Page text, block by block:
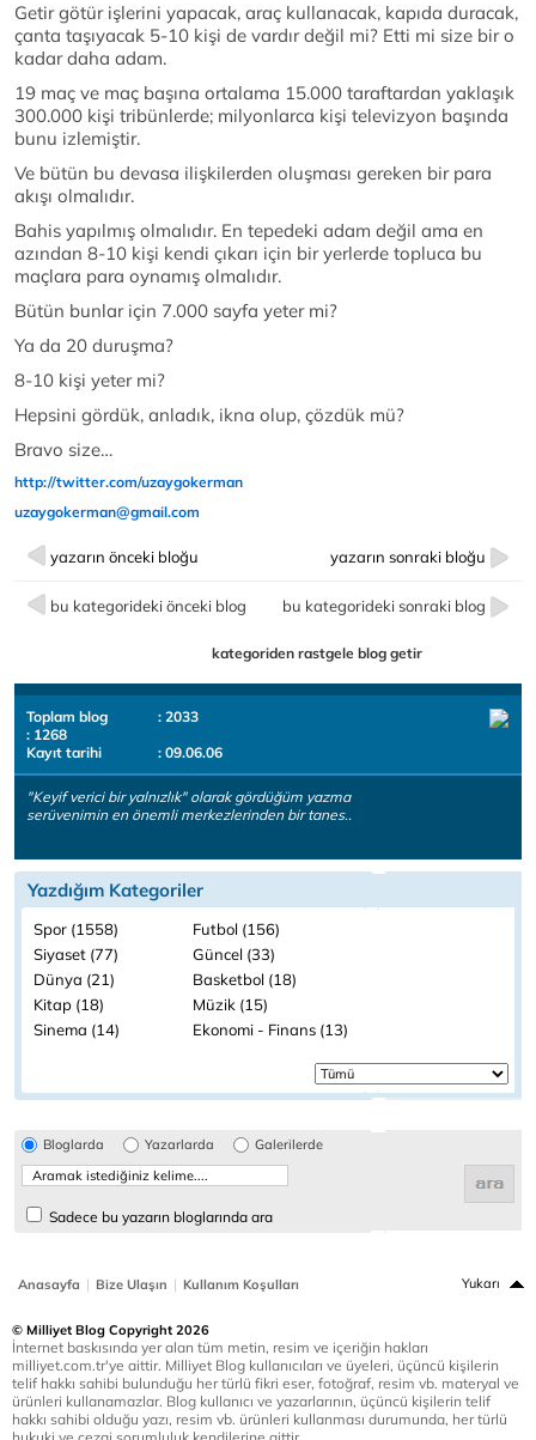
Getir götür işlerini yapacak, araç kullanacak, kapıda duracak,
çanta taşıyacak 5-10 kişi de vardır değil mi? Etti mi size bir o
kadar daha adam.
19 maç ve maç başına ortalama 15.000 taraftardan yaklaşık
300.000 kişi tribünlerde; milyonlarca kişi televizyon başında
bunu izlemiştir.
Ve bütün bu devasa ilişkilerden oluşması gereken bir para
akışı olmalıdır.
Bahis yapılmış olmalıdır. En tepedeki adam değil ama en
azından 8-10 kişi kendi çıkarı için bir yerlerde topluca bu
maçlara para oynamış olmalıdır.
Bütün bunlar için 7.000 sayfa yeter mi?
Ya da 20 duruşma?
8-10 kişi yeter mi?
Hepsini gördük, anladık, ikna olup, çözdük mü?
Bravo size…
http://twitter.com/uzaygokerman
uzaygokerman@gmail.com
yazarın önceki bloğu yazarın sonraki bloğu
bu kategorideki önceki blog bu kategorideki sonraki blog
kategoriden rastgele blog getir
Toplam blog
: 2033
: 1268
Kayıt tarihi
: 09.06.06
"Keyif verici bir yalnızlık" olarak gördüğüm yazma
serüvenimin en önemli merkezlerinden bir tanes..
Yazdığım Kategoriler
Spor (1558)
Futbol (156)
Siyaset (77)
Güncel (33)
Dünya (21)
Basketbol (18)
Kitap (18)
Müzik (15)
Sinema (14)
Ekonomi - Finans (13)
Bloglarda Yazarlarda Galerilerde
Sadece bu yazarın bloglarında ara
Anasayfa | Bize Ulaşın | Kullanım Koşulları Yukarı
© Milliyet Blog Copyright 2026
İnternet baskısında yer alan tüm metin, resim ve içeriğin hakları
milliyet.com.tr'ye aittir. Milliyet Blog kullanıcıları ve üyeleri, üçüncü kişilerin
telif hakkı sahibi bulunduğu her türlü fikri eser, fotoğraf, resim vb. materyal ve
ürünleri kullanamazlar. Blog kullanıcı ve yazarlarının, üçüncü kişilerin telif
hakkı sahibi olduğu yazı, resim vb. ürünleri kullanması durumunda, her türlü